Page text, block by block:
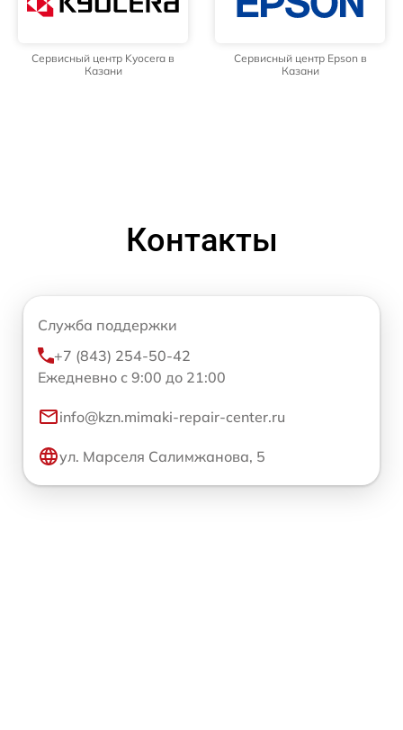
Сервисный центр Kyocera в
Казани
Сервисный центр Epson в
Казани
Контакты
Служба поддержки
+7 (843) 254-50-42
Ежедневно с 9:00 до 21:00
info@kzn.mimaki-repair-center.ru
ул. Марселя Салимжанова, 5